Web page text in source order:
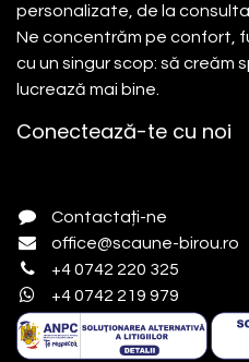
personalizate, de la
Ne concentrăm pe confort,
cu un singur scop: să creăm
lucrează mai bine.
Conectează-te cu noi
Contactați-ne
office@scaune-birou.ro
+4 0742 220 325
+4 0742 219 979